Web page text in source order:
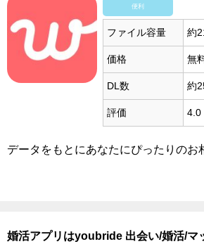
便利
ファイル容量 約
価格 無
DL数 約
評価 4.0
データをもとにあなたにぴったりのお
婚活アプリはyoubride 出会い/婚活/マ